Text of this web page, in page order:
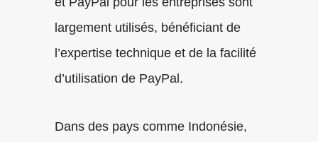
largement utilisés, bénéficiant de
l’expertise technique et de la facilité
d’utilisation de PayPal.
Dans des pays comme Indonésie,